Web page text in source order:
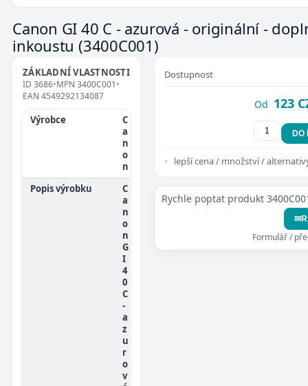
Canon GI 40 C - azurová - originální -
inkoustu(3400C001)
ZÁKLADNÍ VLASTNOSTI
ID 3686•MPN 3400C001•
EAN 4549292134087
Výrobce
C
a
n
o
n
Popis výrobku
C
a
n
o
n
G
I
4
0
C
-
a
z
u
r
o
v
Dostupnost
Od 123
DO
lepší cena / množství /
Rychle poptat produkt
✉
Formulář /